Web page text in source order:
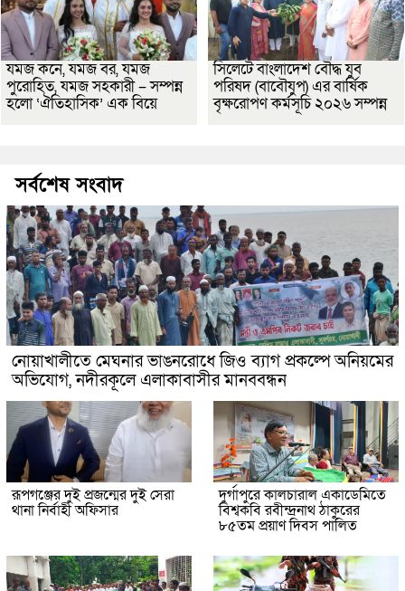
যমজ কনে, যমজ বর, যমজ
পুরোহিত, যমজ সহকারী – সম্পন্ন
হলো ‘ঐতিহাসিক’ এক বিয়ে
সিলেটে বাংলাদেশ বৌদ্ধ যুব
পরিষদ (বাবৌযুপ) এর বার্ষিক
বৃক্ষরোপণ কর্মসূচি ২০২৬ সম্পন্ন
সর্বশেষ সংবাদ
নোয়াখালীতে মেঘনার ভাঙনরোধে জিও ব্যাগ প্রকল্পে অনিয়মের
অভিযোগ, নদীরকূলে এলাকাবাসীর মানববন্ধন
রূপগঞ্জের দুই প্রজন্মের দুই সেরা
থানা নির্বাহী অফিসার
দুর্গাপুরে কালচারাল একাডেমিতে
বিশ্বকবি রবীন্দ্রনাথ ঠাকুরের
৮৫তম প্রয়াণ দিবস পালিত